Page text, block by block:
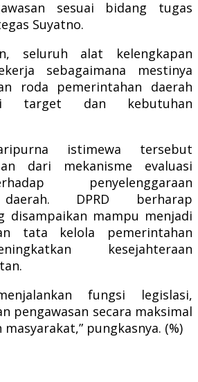
sesuai bidang tugas
Suyatno.
seluruh alat kelengkapan
sebagaimana mestinya
roda pemerintahan daerah
target dan kebutuhan
istimewa tersebut
dari mekanisme evaluasi
penyelenggaraan
DPRD berharap
disampaikan mampu menjadi
tata kelola pemerintahan
kesejahteraan
fungsi legislasi,
pengawasan secara maksimal
pungkasnya. (%)